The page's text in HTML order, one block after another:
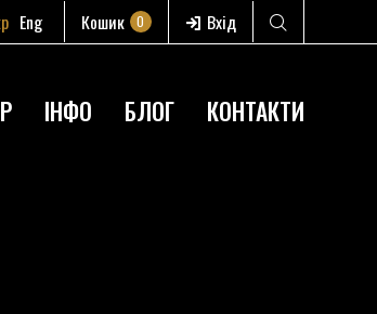
Eng Кошик 0 Вхід
ІНФО БЛОГ КОНТАКТИ